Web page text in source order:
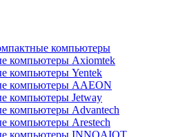
компьютеры
компьютеры Axiomtek
компьютеры Yentek
компьютеры AAEON
компьютеры Jetway
компьютеры Advantech
компьютеры Arestech
компьютеры INNOAIOT